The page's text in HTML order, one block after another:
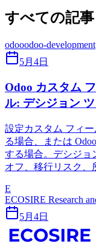
すべての記事
odooodoo-development
5月4日
Odoo カスタム
ル: デシジョン
設定カスタム フィ
る場合、または
する場合。デシジョ
オフ、移行リスク、
E
ECOSIRE Research
5月4日